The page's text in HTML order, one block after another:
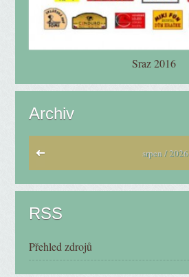
Sraz 2016
Archiv
srpen / 2026
RSS
Přehled zdrojů